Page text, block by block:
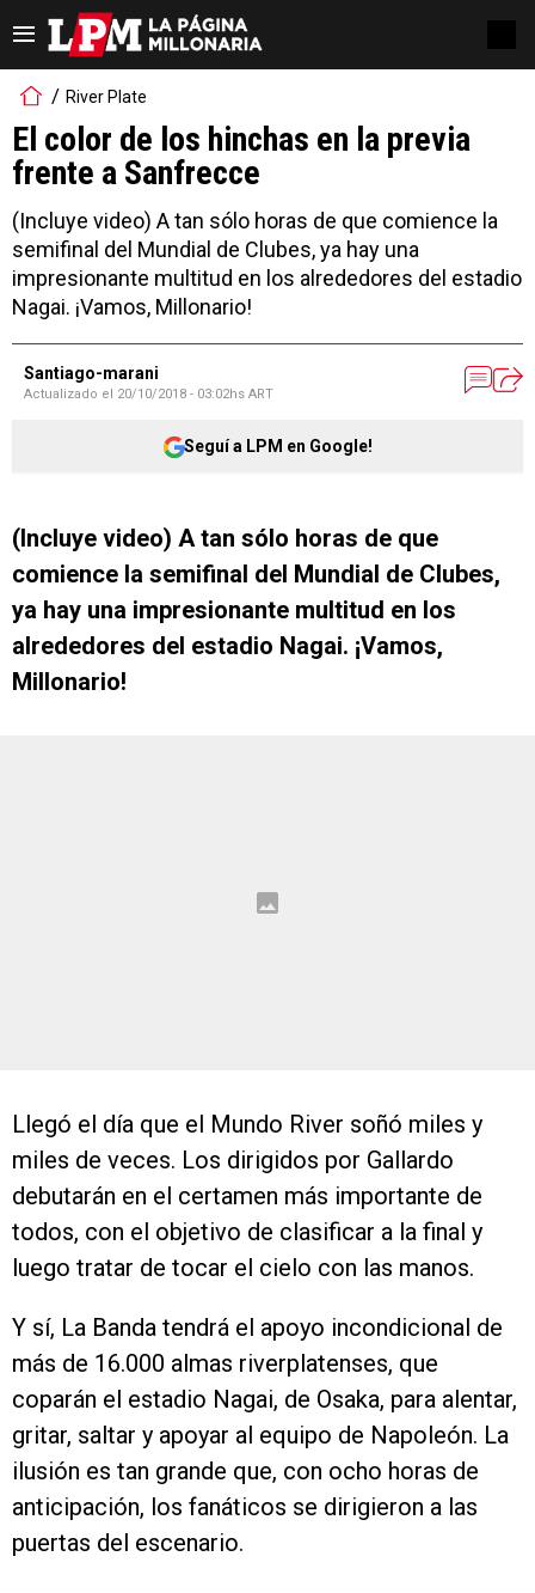
River Plate
El color de los hinchas en la previa
frente a Sanfrecce
(Incluye video) A tan sólo horas de que comience la
semifinal del Mundial de Clubes, ya hay una
impresionante multitud en los alrededores del estadio
Nagai. ¡Vamos, Millonario!
Santiago-marani
Actualizado el 20/10/2018 - 03:02hs ART
Seguí a LPM en Google!
(Incluye video) A tan sólo horas de que
comience la semifinal del Mundial de Clubes,
ya hay una impresionante multitud en los
alrededores del estadio Nagai. ¡Vamos,
Millonario!
Llegó el día que el Mundo River soñó miles y
miles de veces. Los dirigidos por Gallardo
debutarán en el certamen más importante de
todos, con el objetivo de clasificar a la final y
luego tratar de tocar el cielo con las manos.
Y sí, La Banda tendrá el apoyo incondicional de
más de 16.000 almas riverplatenses, que
coparán el estadio Nagai, de Osaka, para alentar,
gritar, saltar y apoyar al equipo de Napoleón. La
ilusión es tan grande que, con ocho horas de
anticipación, los fanáticos se dirigieron a las
puertas del escenario.